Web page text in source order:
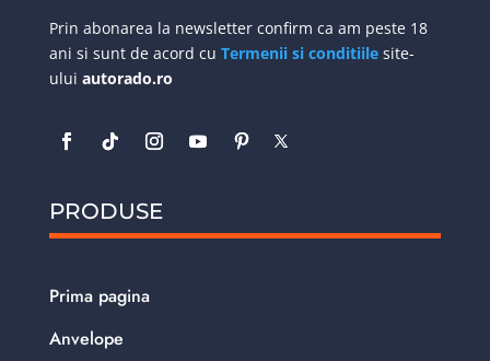
Prin abonarea la newsletter confirm ca am peste 18
ani si sunt de acord cu Termenii si conditiilesite-
ului autorado.ro
PRODUSE
Prima pagina
Anvelope